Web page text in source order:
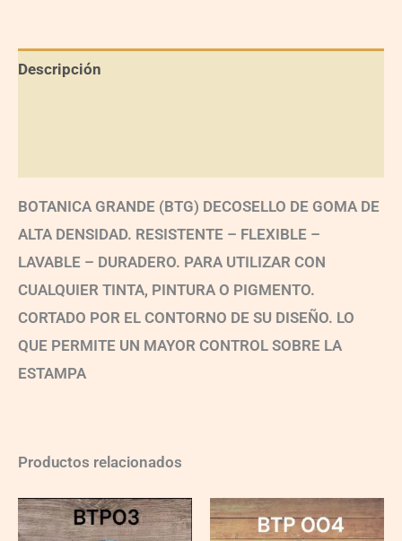
Descripción
BOTANICA GRANDE (BTG) DECOSELLO DE GOMA DE
ALTA DENSIDAD. RESISTENTE – FLEXIBLE –
LAVABLE – DURADERO. PARA UTILIZAR CON
CUALQUIER TINTA, PINTURA O PIGMENTO.
CORTADO POR EL CONTORNO DE SU DISEÑO. LO
QUE PERMITE UN MAYOR CONTROL SOBRE LA
ESTAMPA
Productos relacionados
BTP03
quantity
BTP04
quantity